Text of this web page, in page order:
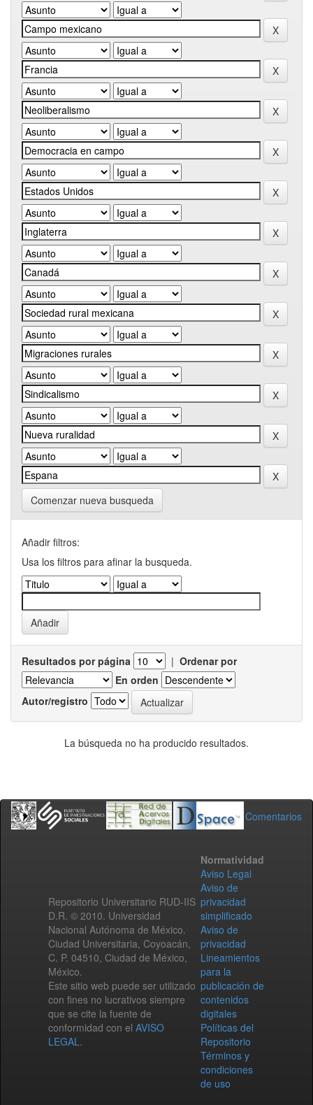
Comenzar nueva busqueda
Añadir filtros:
Usa los filtros para afinar la busqueda.
Resultados por página | Ordenar por
En orden
Autor/registro
La búsqueda no ha producido resultados.
Comentarios
Repositorio Universitario RUD-IIS
D.R. © 2010. Universidad
Nacional Autónoma de México.
Ciudad Universitaria, Coyoacán,
C. P. 04510, Ciudad de México,
México.
Este sitio web puede ser utilizado
con fines no lucrativos siempre
que se cite la fuente de
conformidad con el AVISO
LEGAL.
Normatividad
Aviso Legal
Aviso de
privacidad
simplificado
Aviso de
privacidad
Lineamientos
para la
publicación de
contenidos
digitales
Políticas del
Repositorio
Términos y
condiciones
de uso